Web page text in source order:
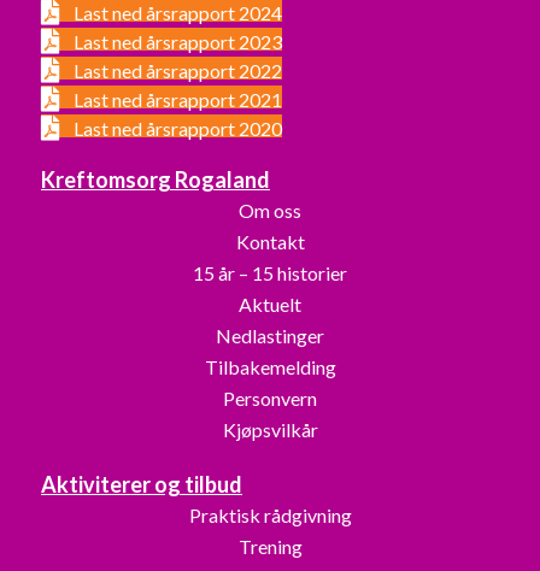
Last ned årsrapport 2024
Last ned årsrapport 2023
Last ned årsrapport 2022
Last ned årsrapport 2021
Last ned årsrapport 2020
Kreftomsorg Rogaland
Om oss
Kontakt
15 år – 15 historier
Aktuelt
Nedlastinger
Tilbakemelding
Personvern
Kjøpsvilkår
Aktiviterer og tilbud
Praktisk rådgivning
Trening